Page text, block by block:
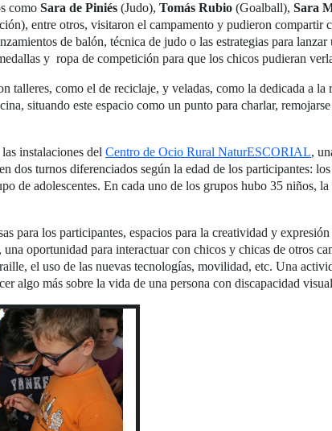
como Sara de Piniés (Judo), Tomás Rubio (Goalball), Sara
entre otros, visitaron el campamento y pudieron compartir
de balón, técnica de judo o las estrategias para lanzar
y ropa de competición para que los chicos pudieran
talleres, como el de reciclaje, y veladas, como la dedicada a la
situando este espacio como un punto para charlar,
instalaciones del Centro de Ocio Rural NaturESCORIAL,
turnos diferenciados según la edad de los participantes:
de adolescentes. En cada uno de los grupos hubo 35 niños,
para los participantes, espacios para la creatividad y
oportunidad para interactuar con chicos y chicas de otros
el uso de las nuevas tecnologías, movilidad, etc. Una
algo más sobre la vida de una persona con discapacidad